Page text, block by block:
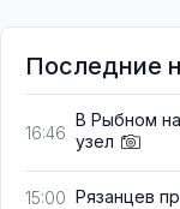
Последние
16:46
В Рыбном
узел
15:00 Рязанцев